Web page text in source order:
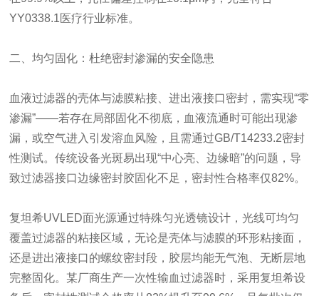
YY0338.1医疗行业标准。
二、均匀固化：杜绝密封渗漏的安全隐患
血液过滤器的壳体与滤膜粘接、进出液接口密封，需实现“零
渗漏”——若存在局部固化不彻底，血液流通时可能出现渗
漏，或空气进入引发溶血风险，且需通过GB/T14233.2密封
性测试。传统设备光斑易出现“中心亮、边缘暗”的问题，导
致过滤器接口边缘密封胶固化不足，密封性合格率仅82%。
复坦希UVLED面光源通过特殊匀光透镜设计，光线可均匀
覆盖过滤器的粘接区域，无论是壳体与滤膜的环形粘接面，
还是进出液接口的螺纹密封段，胶层均能无气泡、无断层地
完整固化。某厂商生产一次性输血过滤器时，采用复坦希设